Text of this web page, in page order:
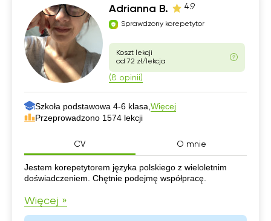
Adrianna B. 4.9
Sprawdzony korepetytor
Koszt lekcji
od 72 zł/lekcja
(8 opinii)
Szkoła podstawowa 4-6 klasa, Więcej
Przeprowadzono 1574 lekcji
CV O mnie
CV
Jestem korepetytorem języka polskiego z wieloletnim
doświadczeniem. Chętnie podejmę współpracę.
Więcej »